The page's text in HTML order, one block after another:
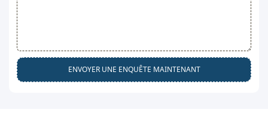
ENVOYER UNE ENQUÊTE MAINTENANT